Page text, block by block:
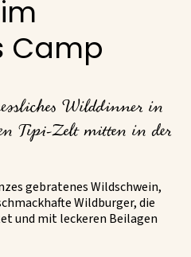
Camp
Wilddinner in
Tipi-Zelt mitten in der
gebratenes Wildschwein,
Wildburger, die
und mit leckeren Beilagen